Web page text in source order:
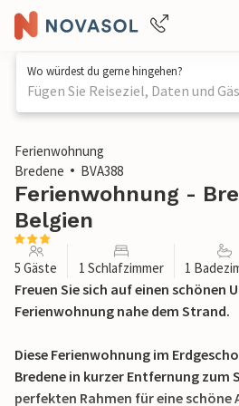
Wo würdest du gerne hingehen?
Fügen Sie Reiseziel, Daten und
1 / 18
Ferienwohnung
Bredene
BVA388
Ferienwohnung -
Belgien
5 Gäste 1 Schlafzimmer 1
Freuen Sie sich auf einen schönen
Ferienwohnung nahe dem Strand.
Diese Ferienwohnung im
Bredene in kurzer Entfernung zum
perfekten Rahmen für eine schöne